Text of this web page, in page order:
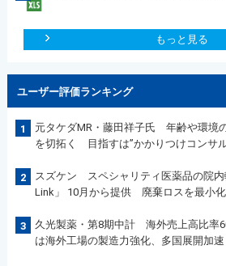
もっと見る
ユーザー評価ランキング
1
元タケダMR・藤田祥子氏 年齢や環境
を切拓く 目指すは”かかりつけコンサ
2
スズケン スペシャリティ医薬品の院内
Link」 10月から提供 廃棄ロスを最小化
3
久光製薬・第8期中計 海外売上高比率
は海外工場の製造力強化、多国展開加速